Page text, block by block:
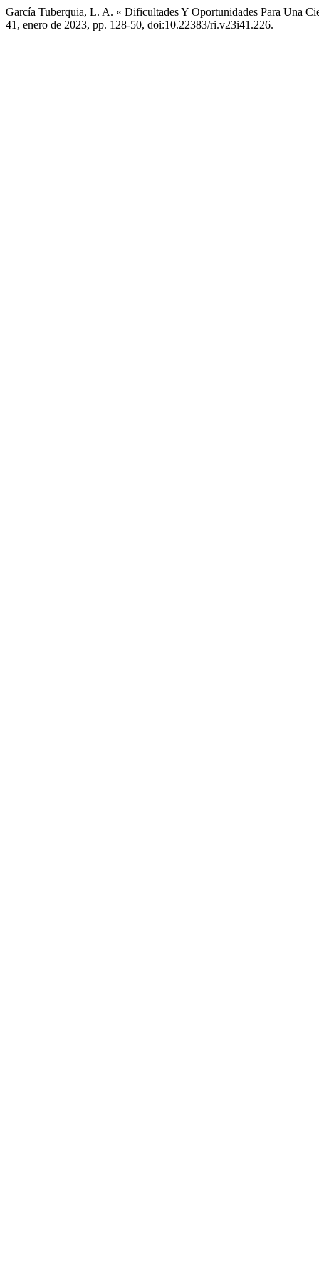
García Tuberquia, L. A. « Dificultades Y Oportunidades Para Una
41, enero de 2023, pp. 128-50, doi:10.22383/ri.v23i41.226.